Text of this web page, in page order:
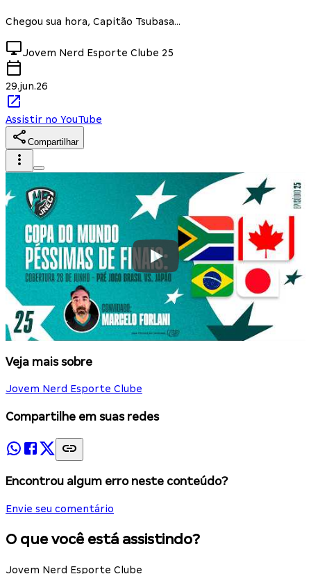
Chegou sua hora, Capitão Tsubasa...
Jovem Nerd Esporte Clube 25
29.jun.26
Assistir no YouTube
Compartilhar
Veja mais sobre
Jovem Nerd Esporte Clube
Compartilhe em suas redes
Encontrou algum erro neste conteúdo?
Envie seu comentário
O que você está assistindo?
Jovem Nerd Esporte Clube